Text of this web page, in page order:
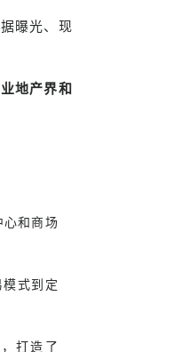
曝光、现
地产界和
心和商场
式到定
打造了